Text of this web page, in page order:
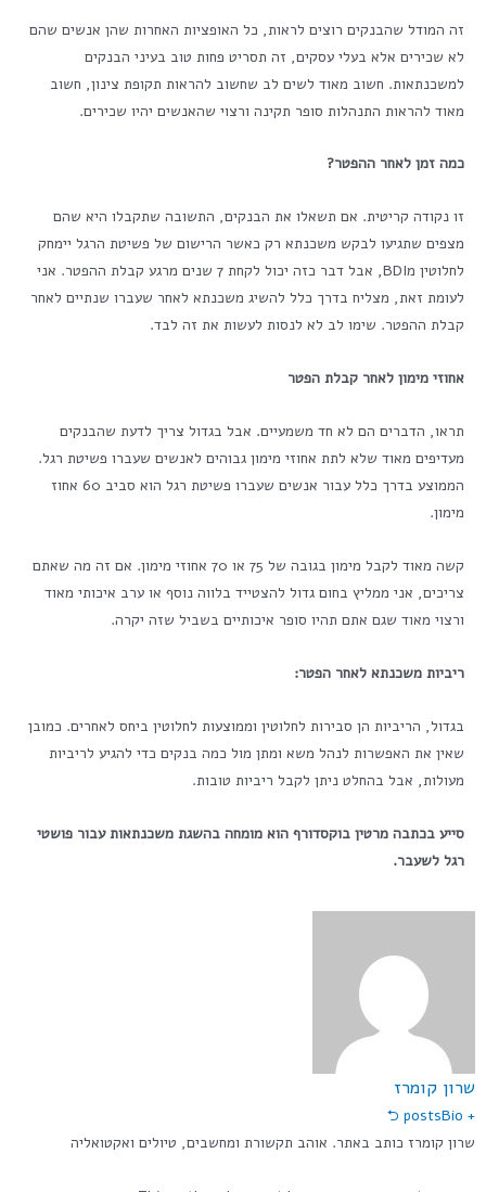
זה המודל שהבנקים רוצים לראות, כל האופציות האחרות שהן אנשים שהם
לא שכירים אלא בעלי עסקים, זה תסריט פחות טוב בעיני הבנקים
למשכנתאות. חשוב מאוד לשים לב שחשוב להראות תקופת צינון, חשוב
מאוד להראות התנהלות סופר תקינה ורצוי שהאנשים יהיו שכירים.
כמה זמן לאחר ההפטר?
זו נקודה קריטית. אם תשאלו את הבנקים, התשובה שתקבלו היא שהם
מצפים שתגיעו לבקש משכנתא רק כאשר הרישום של פשיטת הרגל יימחק
לחלוטין מBDI, אבל דבר כזה יכול לקחת 7 שנים מרגע קבלת ההפטר. אני
לעומת זאת, מצליח בדרך כלל להשיג משכנתא לאחר שעברו שנתיים לאחר
קבלת ההפטר. שימו לב לא לנסות לעשות את זה לבד.
אחוזי מימון לאחר קבלת הפטר
תראו, הדברים הם לא חד משמעיים. אבל בגדול צריך לדעת שהבנקים
מעדיפים מאוד שלא לתת אחוזי מימון גבוהים לאנשים שעברו פשיטת רגל.
הממוצע בדרך כלל עבור אנשים שעברו פשיטת רגל הוא סביב 60 אחוז
מימון.
קשה מאוד לקבל מימון בגובה של 75 או 70 אחוזי מימון. אם זה מה שאתם
צריכים, אני ממליץ בחום גדול להצטייד בלווה נוסף או ערב איכותי מאוד
ורצוי מאוד שגם אתם תהיו סופר איכותיים בשביל שזה יקרה.
ריביות משכנתא לאחר הפטר:
בגדול, הריביות הן סבירות לחלוטין וממוצעות לחלוטין ביחס לאחרים. כמובן
שאין את האפשרות לנהל משא ומתן מול כמה בנקים כדי להגיע לריביות
מעולות, אבל בהחלט ניתן לקבל ריביות טובות.
סייע בכתבה מרטין בוקסדורף הוא מומחה בהשגת משכנתאות עבור פושטי
רגל לשעבר.
שרון קומרז
+ posts
Bio ⮌
שרון קומרז כותב באתר. אוהב תקשורת ומחשבים, טיולים ואקטואליה